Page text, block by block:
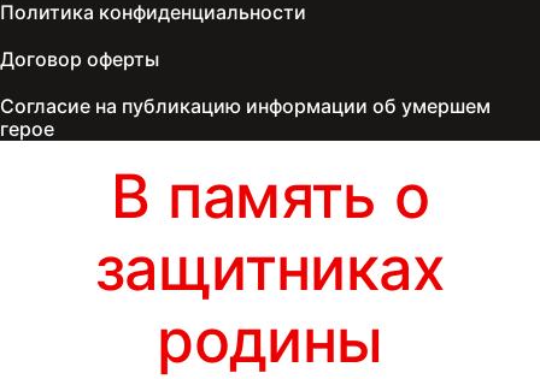
Политика конфиденциальности
Договор оферты
Согласие на публикацию информации об умершем
герое
В память о
защитниках
родины